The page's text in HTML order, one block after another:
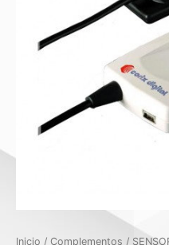
Inicio / Complementos /